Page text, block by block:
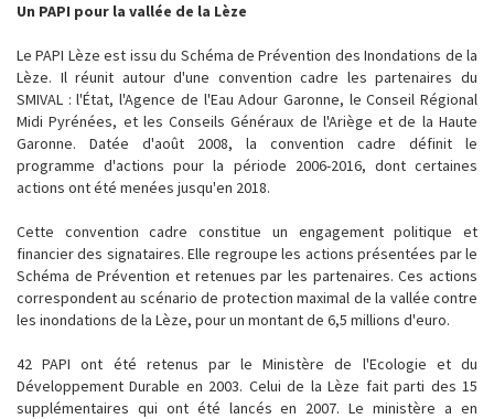
Un PAPI pour la vallée de la Lèze
Le PAPI Lèze est issu du Schéma de Prévention des Inondations de la
Lèze. Il réunit autour d'une convention cadre les partenaires du
SMIVAL : l'État, l'Agence de l'Eau Adour Garonne, le Conseil Régional
Midi Pyrénées, et les Conseils Généraux de l'Ariège et de la Haute
Garonne. Datée d'août 2008, la convention cadre définit le
programme d'actions pour la période 2006-2016, dont certaines
actions ont été menées jusqu'en 2018.
Cette convention cadre constitue un engagement politique et
financier des signataires. Elle regroupe les actions présentées par le
Schéma de Prévention et retenues par les partenaires. Ces actions
correspondent au scénario de protection maximal de la vallée contre
les inondations de la Lèze, pour un montant de 6,5 millions d'euro.
42 PAPI ont été retenus par le Ministère de l'Ecologie et du
Développement Durable en 2003. Celui de la Lèze fait parti des 15
supplémentaires qui ont été lancés en 2007. Le ministère a en